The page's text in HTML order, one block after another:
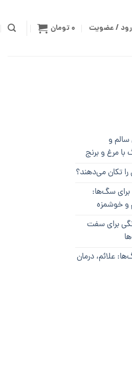
/ عضویت ۰تومان
و
مرغ و برنج
تکان می‌دهند؟
سگ‌ها:
و خوشمزه
برای سفت
علائم، درمان